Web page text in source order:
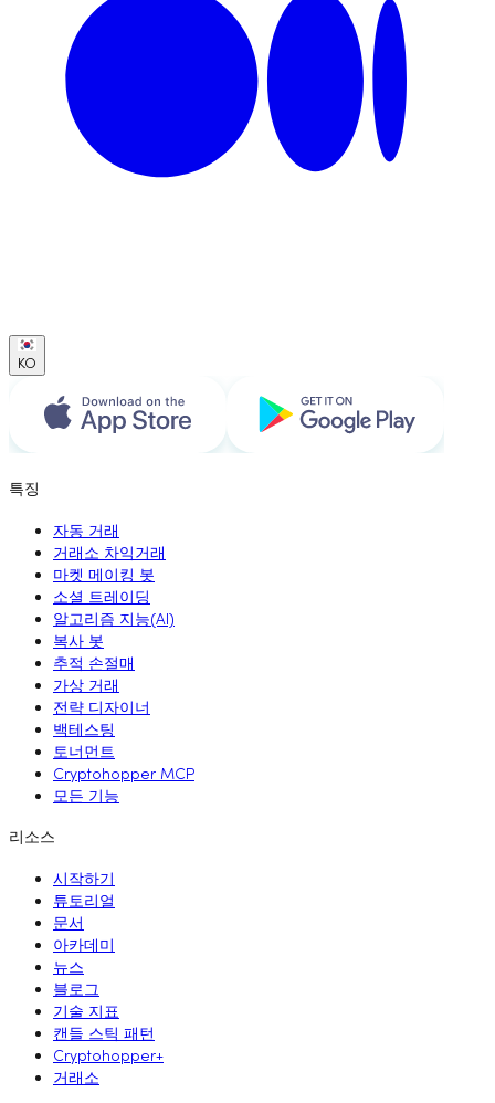
KO
특징
자동 거래
거래소 차익거래
마켓 메이킹 봇
소셜 트레이딩
알고리즘 지능(AI)
복사 봇
추적 손절매
가상 거래
전략 디자이너
백테스팅
토너먼트
Cryptohopper MCP
모든 기능
리소스
시작하기
튜토리얼
문서
아카데미
뉴스
블로그
기술 지표
캔들 스틱 패턴
Cryptohopper+
거래소